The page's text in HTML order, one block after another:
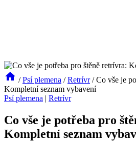
/ Psí plemena / Retrívr / Co vše je
Kompletní seznam vybavení
Psí plemena | Retrívr
Co vše je potřeba pro
Kompletní seznam